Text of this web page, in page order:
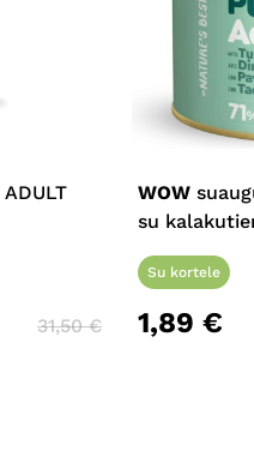
31,50€
WOW
su
Su kortele
1,89 €